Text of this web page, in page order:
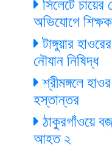
সিলেটে
অভিযোগে
টাঙ্গুয়ার
নৌযান নিষিদ্ধ
শ্রীমঙ্গলে
হস্তান্তর
ঠাকুরগাঁওয়ে
আহত ২